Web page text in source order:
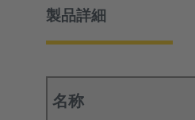
製品詳細
名称